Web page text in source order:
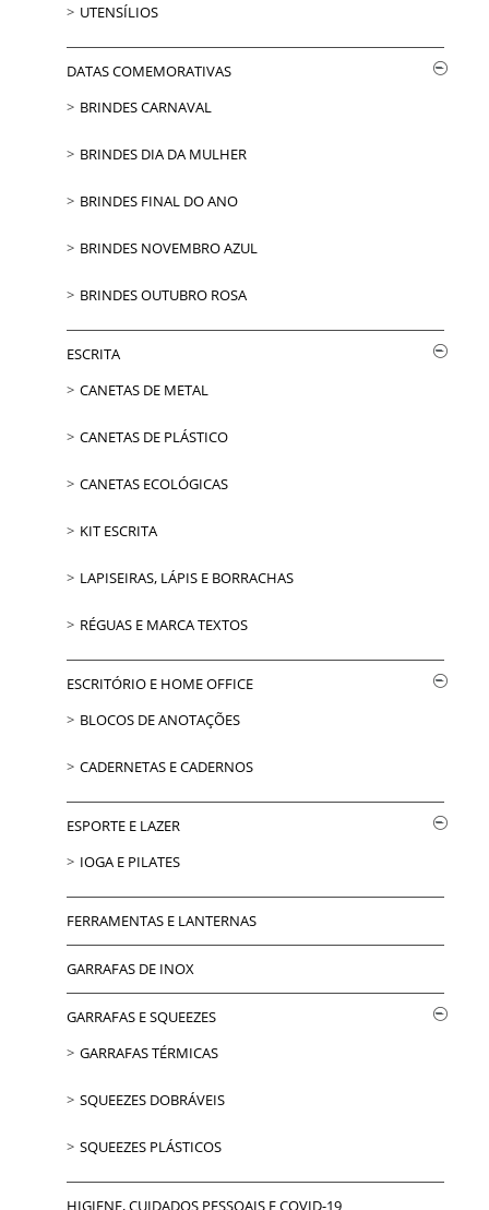
UTENSÍLIOS
DATAS COMEMORATIVAS
BRINDES CARNAVAL
BRINDES DIA DA MULHER
BRINDES FINAL DO ANO
BRINDES NOVEMBRO AZUL
BRINDES OUTUBRO ROSA
ESCRITA
CANETAS DE METAL
CANETAS DE PLÁSTICO
CANETAS ECOLÓGICAS
KIT ESCRITA
LAPISEIRAS, LÁPIS E BORRACHAS
RÉGUAS E MARCA TEXTOS
ESCRITÓRIO E HOME OFFICE
BLOCOS DE ANOTAÇÕES
CADERNETAS E CADERNOS
ESPORTE E LAZER
IOGA E PILATES
FERRAMENTAS E LANTERNAS
GARRAFAS DE INOX
GARRAFAS E SQUEEZES
GARRAFAS TÉRMICAS
SQUEEZES DOBRÁVEIS
SQUEEZES PLÁSTICOS
HIGIENE, CUIDADOS PESSOAIS E COVID-19